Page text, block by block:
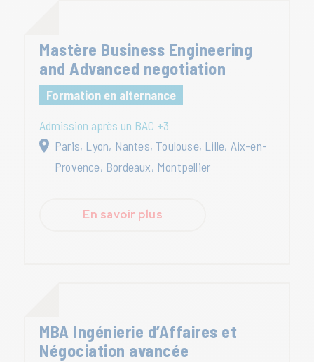
Mastère Business Engineering
and Advanced negotiation
Formation en alternance
Admission après un BAC +3
Paris, Lyon, Nantes, Toulouse, Lille, Aix-en-
Provence, Bordeaux, Montpellier
En savoir plus
MBA Ingénierie d’Affaires et
Négociation avancée